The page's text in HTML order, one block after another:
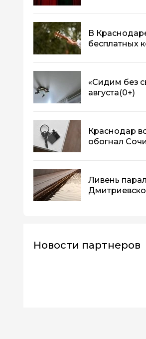
В
бесплатных
«Сидим без
августа(0+)
Краснодар
обогнал
Ливень
Новости партнеров